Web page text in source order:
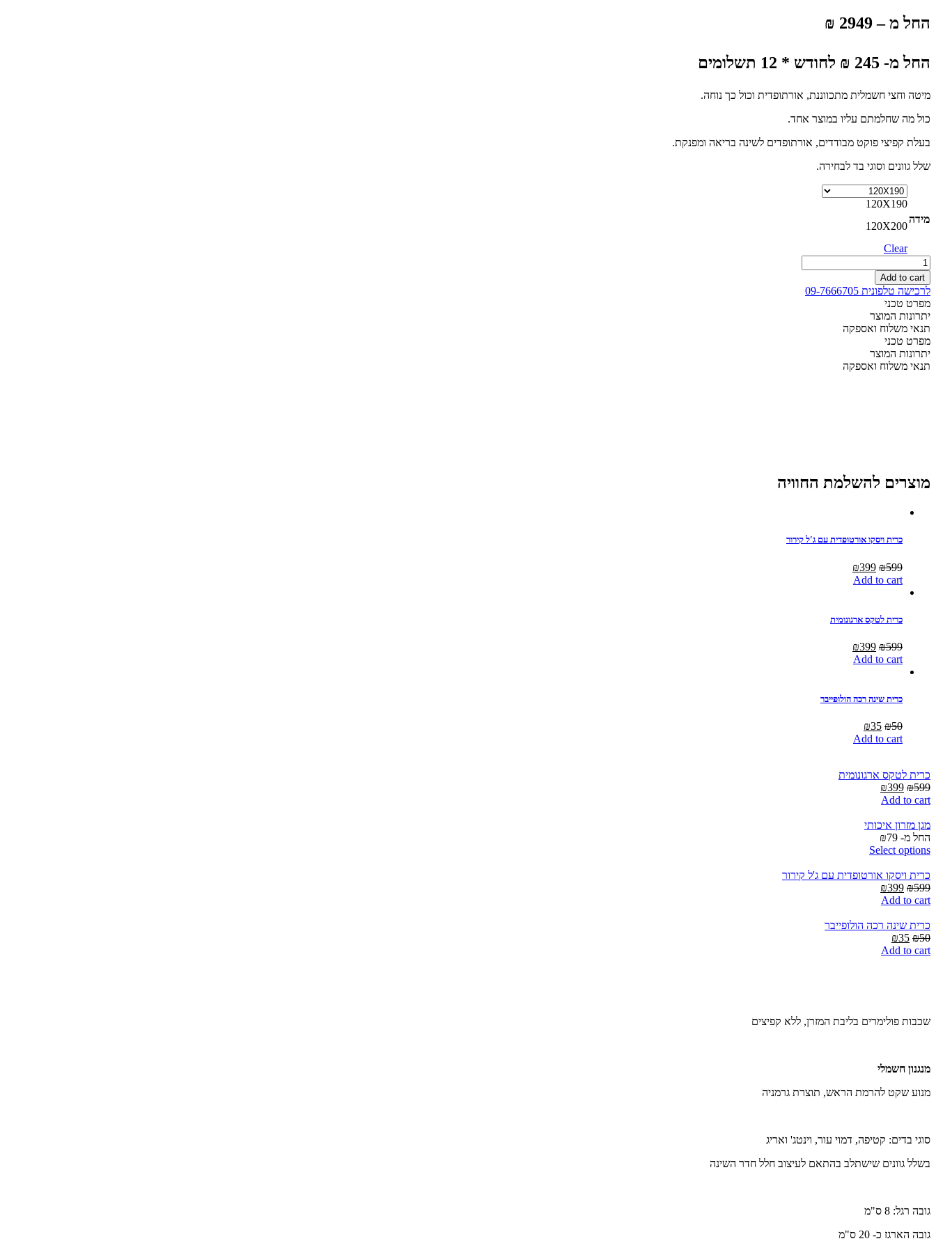
החל מ – 2949 ₪
החל מ- 245 ₪ לחודש * 12 תשלומים
מיטה וחצי חשמלית מתכווננת, אורתופדית וכול כך נוחה.
כול מה שחלמתם עליו במוצר אחד.
בעלת קפיצי פוקט מבודדים, אורתופדים לשינה בריאה ומפנקת.
שלל גוונים וסוגי בד לבחירה.
מידה
120X190
120X200
Clear
מיטה
וחצי
מתכווננת
חשמלית
ללא
קפיצים
quantity
Add to cart
לרכישה טלפונית 09-7666705
מפרט טכני
יתרונות המוצר
תנאי משלוח ואספקה
מפרט טכני
יתרונות המוצר
תנאי משלוח ואספקה
מוצרים להשלמת החוויה
כרית ויסקו אורטופדית עם ג'ל קירור
₪599
Original
price
₪399
Add to cart
כרית לטקס ארגונומית
₪599
Original
price
₪399
Add to cart
כרית שינה רכה הולופייבר
₪50
Original
price
₪35
price
Add to cart
כרית לטקס ארגונומית
₪599
Original
price
₪599.
₪399
₪399.
Add to cart
מגן מזרון איכותי
החל מ-
₪79
Select options
כרית ויסקו אורטופדית עם ג'ל קירור
₪599
Original
price
₪599.
₪399
₪399.
Add to cart
כרית שינה רכה הולופייבר
₪50
Original
price
₪35
price
Add to cart
שכבות פולימרים בליבת המזרן, ללא קפיצים
מנגנון חשמלי
מנוע שקט להרמת הראש, תוצרת גרמניה
סוגי בדים: קטיפה, דמוי עור, וינטג' ואריג
בשלל גוונים שישתלב בהתאם לעיצוב חלל חדר השינה
גובה רגל: 8 ס"מ
גובה הארגז כ- 20 ס"מ